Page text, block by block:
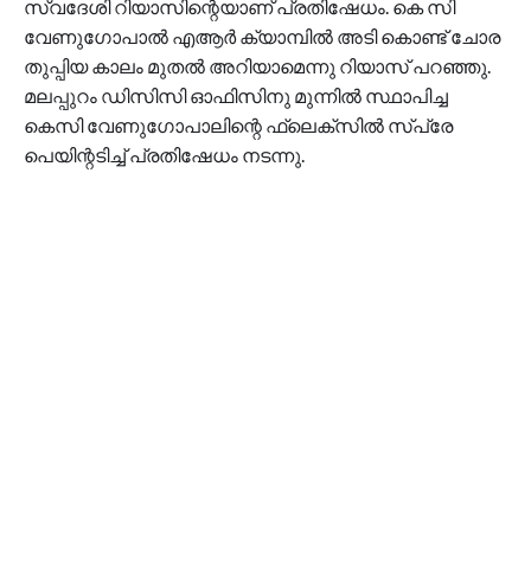
സ്വദേശി റിയാസിന്റെയാണ് പ്രതിഷേധം. കെ സി
വേണുഗോപാൽ എആർ ക്യാമ്പിൽ അടി കൊണ്ട് ചോര
തുപ്പിയ കാലം മുതൽ അറിയാമെന്നു റിയാസ് പറഞ്ഞു.
മലപ്പുറം ഡിസിസി ഓഫിസിനു മുന്നിൽ സ്ഥാപിച്ച
കെസി വേണുഗോപാലിന്റെ ഫ്ലെക്സിൽ സ്പ്രേ
പെയിന്റടിച്ച് പ്രതിഷേധം നടന്നു.